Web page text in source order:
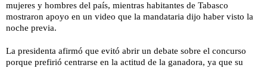
mujeres y hombres del país, mientras habitantes de Tabasco
mostraron apoyo en un video que la mandataria dijo haber visto la
noche previa.
La presidenta afirmó que evitó abrir un debate sobre el concurso
porque prefirió centrarse en la actitud de la ganadora, ya que su